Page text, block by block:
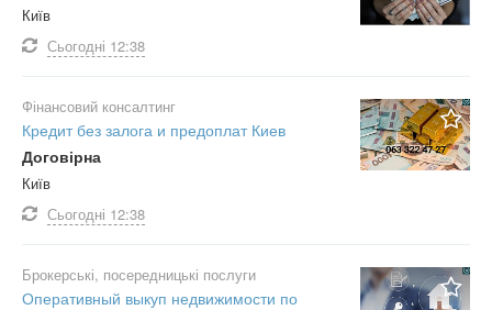
Київ
Сьогодні 12:38
Фінансовий консалтинг
Кредит без залога и предоплат Киев
Договірна
Київ
Сьогодні 12:38
Брокерські, посередницькі послуги
Оперативный выкуп недвижимости по